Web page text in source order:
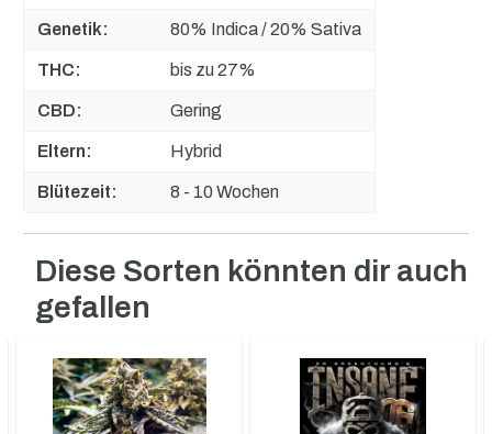
Genetik: 80% Indica / 20% Sativa
THC: bis zu 27%
CBD: Gering
Eltern: Hybrid
Blütezeit: 8 - 10 Wochen
Produktgalerie überspringen
Diese Sorten könnten dir auch
gefallen